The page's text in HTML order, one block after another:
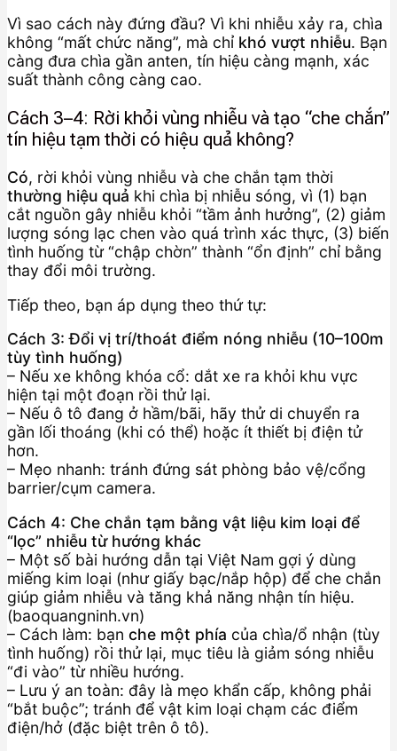
Vì sao cách này đứng đầu? Vì khi nhiễu xảy ra, chìa
không “mất chức năng”, mà chỉ khó vượt nhiễu. Bạn
càng đưa chìa gần anten, tín hiệu càng mạnh, xác
suất thành công càng cao.
Cách 3–4: Rời khỏi vùng nhiễu và tạo “che chắn”
tín hiệu tạm thời có hiệu quả không?
Có, rời khỏi vùng nhiễu và che chắn tạm thời
thường hiệu quả khi chìa bị nhiễu sóng, vì (1) bạn
cắt nguồn gây nhiễu khỏi “tầm ảnh hưởng”, (2) giảm
lượng sóng lạc chen vào quá trình xác thực, (3) biến
tình huống từ “chập chờn” thành “ổn định” chỉ bằng
thay đổi môi trường.
Tiếp theo, bạn áp dụng theo thứ tự:
Cách 3: Đổi vị trí/thoát điểm nóng nhiễu (10–100m
tùy tình huống)
– Nếu xe không khóa cổ: dắt xe ra khỏi khu vực
hiện tại một đoạn rồi thử lại.
– Nếu ô tô đang ở hầm/bãi, hãy thử di chuyển ra
gần lối thoáng (khi có thể) hoặc ít thiết bị điện tử
hơn.
– Mẹo nhanh: tránh đứng sát phòng bảo vệ/cổng
barrier/cụm camera.
Cách 4: Che chắn tạm bằng vật liệu kim loại để
“lọc” nhiễu từ hướng khác
– Một số bài hướng dẫn tại Việt Nam gợi ý dùng
miếng kim loại (như giấy bạc/nắp hộp) để che chắn
giúp giảm nhiễu và tăng khả năng nhận tín hiệu.
(baoquangninh.vn)
– Cách làm: bạn che một phía của chìa/ổ nhận (tùy
tình huống) rồi thử lại, mục tiêu là giảm sóng nhiễu
“đi vào” từ nhiều hướng.
– Lưu ý an toàn: đây là mẹo khẩn cấp, không phải
“bắt buộc”; tránh để vật kim loại chạm các điểm
điện/hở (đặc biệt trên ô tô).